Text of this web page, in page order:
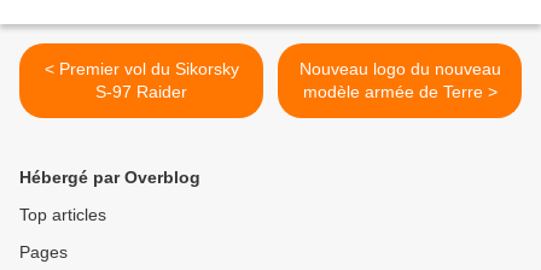
< Premier vol du Sikorsky
S-97 Raider
Nouveau logo du nouveau
modèle armée de Terre >
Hébergé par Overblog
Top articles
Pages